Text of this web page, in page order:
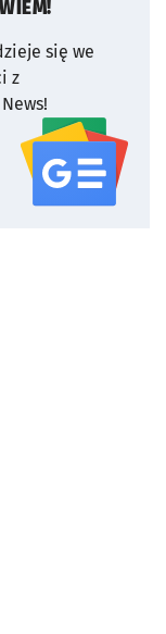
się we
z
serwisu